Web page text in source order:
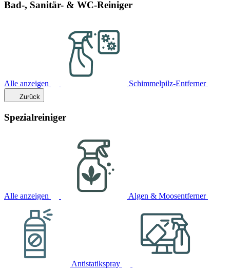
Bad-, Sanitär- & WC-Reiniger
Alle anzeigen Schimmelpilz-Entferner
Zurück
Spezialreiniger
Alle anzeigen Algen & Moosentferner
Antistatikspray